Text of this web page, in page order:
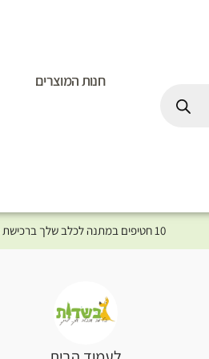
חנות המוצרים
10 חטיפים במתנה לכלב שלך ברכישת מוצר מקטגוריית המומלצים ⤎ לחצו כאן למוצרים המומלצים לכלב